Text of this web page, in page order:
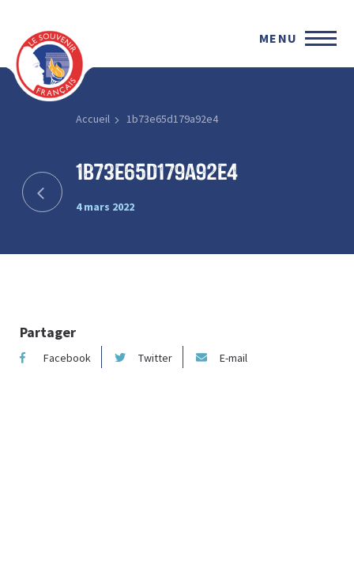
MENU
Accueil 1b73e65d179a92e4
1b73e65d179a92e4
4 mars 2022
Partager
Facebook Twitter E-mail